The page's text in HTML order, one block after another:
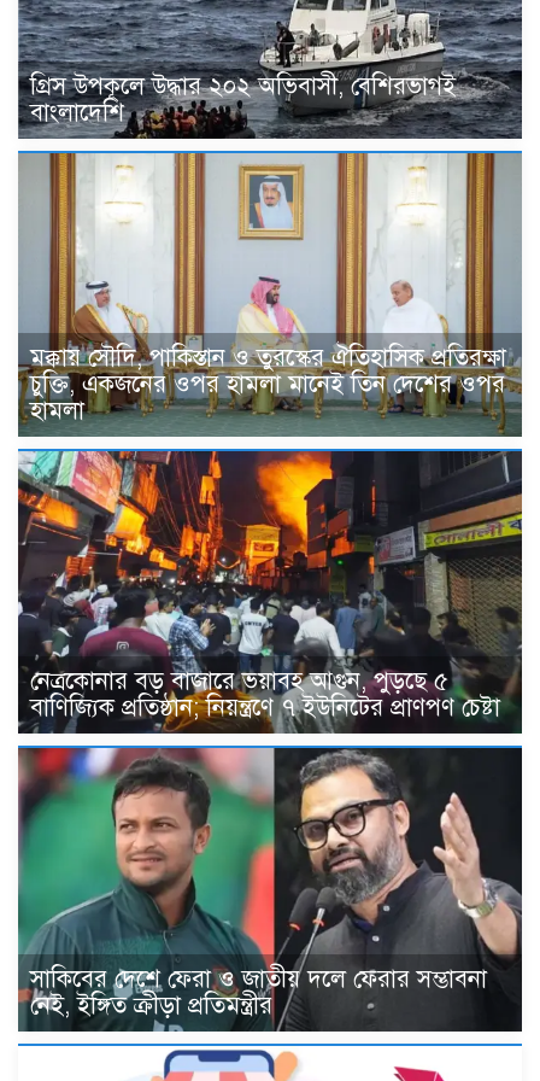
গ্রিস উপকূলে উদ্ধার ২০২ অভিবাসী, বেশিরভাগই
বাংলাদেশি
মক্কায় সৌদি, পাকিস্তান ও তুরস্কের ঐতিহাসিক প্রতিরক্ষা
চুক্তি, একজনের ওপর হামলা মানেই তিন দেশের ওপর
হামলা
নেত্রকোনার বড় বাজারে ভয়াবহ আগুন, পুড়ছে ৫
বাণিজ্যিক প্রতিষ্ঠান; নিয়ন্ত্রণে ৭ ইউনিটের প্রাণপণ চেষ্টা
সাকিবের দেশে ফেরা ও জাতীয় দলে ফেরার সম্ভাবনা
নেই, ইঙ্গিত ক্রীড়া প্রতিমন্ত্রীর